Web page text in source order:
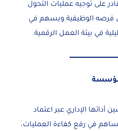
على توجيه عمليات التحول
فرصه الوظيفية ويسهم في
في بيئة العمل الرقمية.
الإداري عبر اعتماد
في رفع كفاءة العمليات،